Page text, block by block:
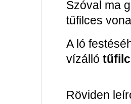
Szóval ma
tűfilces
A ló
vízálló
Röviden